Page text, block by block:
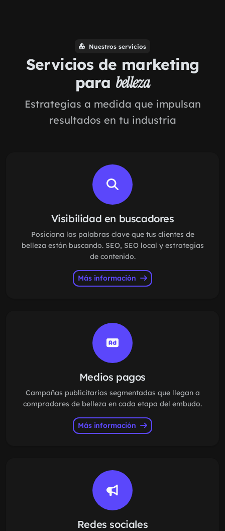
Nuestros servicios
Servicios de marketing
para belleza
Estrategias a medida que impulsan
resultados en tu industria
Visibilidad en buscadores
Posiciona las palabras clave que tus clientes de
belleza están buscando. SEO, SEO local y estrategias
de contenido.
Más información
Medios pagos
Campañas publicitarias segmentadas que llegan a
compradores de belleza en cada etapa del embudo.
Más información
Redes sociales